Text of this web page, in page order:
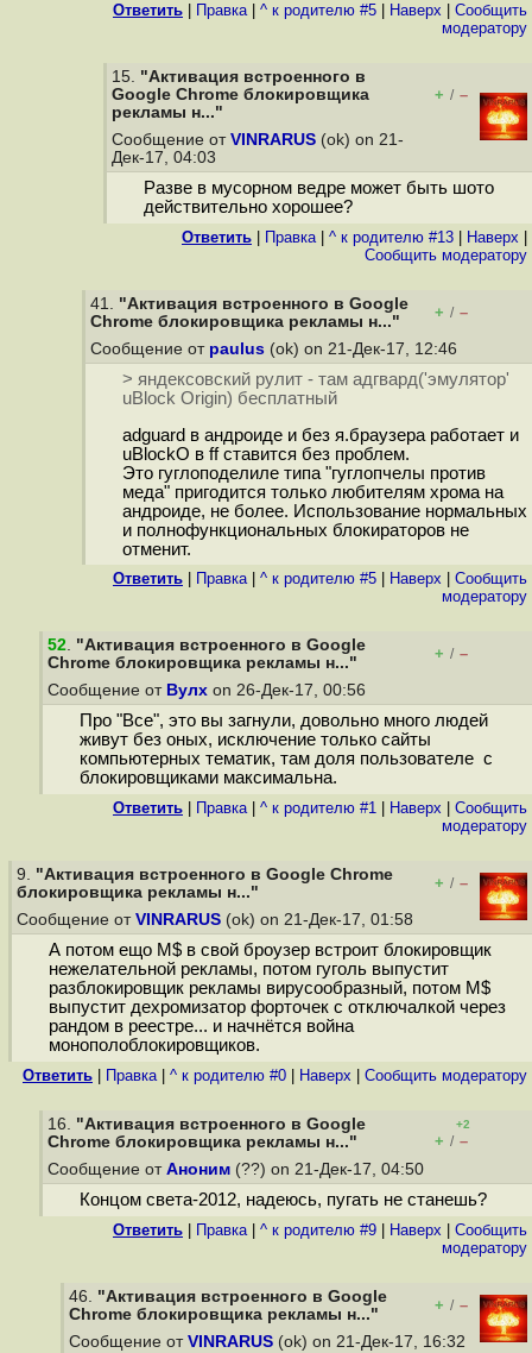
Ответить Правка| ^ к родителю #5 Наверх
Cообщить
модератору
15. "Активация встроенного в
Google Chrome блокировщика
рекламы н..."
+ / –
Сообщение от VINRARUS (ok) on 21-
Дек-17, 04:03
Разве в мусорном ведре может быть шото
действительно хорошее?
Ответить Правка| ^ к родителю #13 Наверх
Cообщить модератору
41. "Активация встроенного в Google
Chrome блокировщика рекламы н..."
+ / –
Сообщение от paulus (ok) on 21-Дек-17, 12:46
> яндексовский рулит - там адгвард('эмулятор'
uBlock Origin) бесплатный
adguard в андроиде и без я.браузера работает и
uBlockO в ff ставится без проблем.
Это гуглоподелиле типа "гуглопчелы против
меда" пригодится только любителям хрома на
андроиде, не более. Использование нормальных
и полнофункциональных блокираторов не
отменит.
Ответить Правка| ^ к родителю #5 Наверх
Cообщить
модератору
52. "Активация встроенного в Google
Chrome блокировщика рекламы н..."
+ / –
Сообщение от Вулх on 26-Дек-17, 00:56
Про "Все", это вы загнули, довольно много людей
живут без оных, исключение только сайты
компьютерных тематик, там доля пользователе с
блокировщиками максимальна.
Ответить Правка| ^ к родителю #1 Наверх
Cообщить
модератору
9. "Активация встроенного в Google Chrome
блокировщика рекламы н..."
+ / –
Сообщение от VINRARUS (ok) on 21-Дек-17, 01:58
А потом ещо M$ в свой броузер встроит блокировщик
нежелательной рекламы, потом гуголь выпустит
разблокировщик рекламы вирусообразный, потом M$
выпустит дехромизатор форточек с отключалкой через
рандом в реестре... и начнётся война
монополоблокировщиков.
Ответить Правка| ^ к родителю #0 Наверх Cообщить модератору
16. "Активация встроенного в Google
Chrome блокировщика рекламы н..."
+2
+ / –
Сообщение от Аноним (??) on 21-Дек-17, 04:50
Концом света-2012, надеюсь, пугать не станешь?
Ответить Правка| ^ к родителю #9 Наверх
Cообщить
модератору
46. "Активация встроенного в Google
Chrome блокировщика рекламы н..."
+ / –
Сообщение от VINRARUS (ok) on 21-Дек-17, 16:32